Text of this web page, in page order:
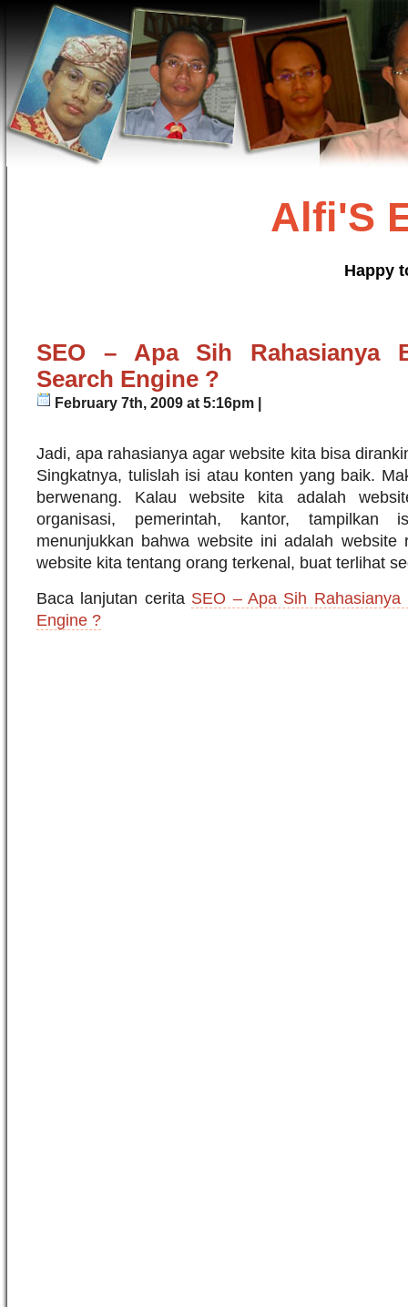
Alfi'S
Happy
SEO – Apa Sih Rahasianya
Search Engine ?
February 7th, 2009 at 5:16pm |
Jadi, apa rahasianya agar website kita bisa
Singkatnya, tulislah isi atau konten yang baik.
berwenang. Kalau website kita adalah
organisasi, pemerintah, kantor, tampilkan
menunjukkan bahwa website ini adalah website
website kita tentang orang terkenal, buat terlihat
Baca lanjutan cerita SEO – Apa Sih Rahasianya
Engine ?